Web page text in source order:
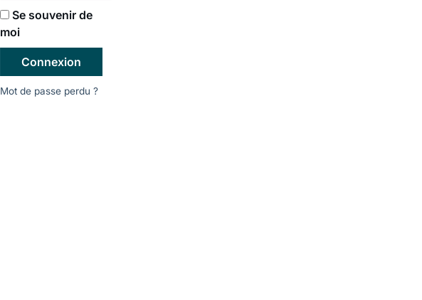
Se souvenir de
moi
Connexion
Mot de passe perdu ?